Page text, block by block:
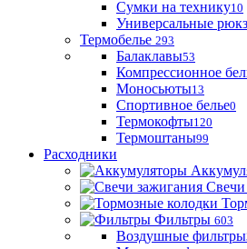
Сумки на технику10
Универсальные
Термобелье 293
Балаклавы53
Компрессионное
Моносьюты13
Спортивное белье0
Термокофты120
Термоштаны99
Расходники
Свечи
Фильтры 603
Воздушные фильтры